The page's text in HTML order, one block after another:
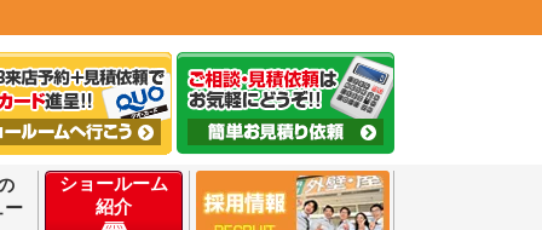
ー
ショールーム
紹介